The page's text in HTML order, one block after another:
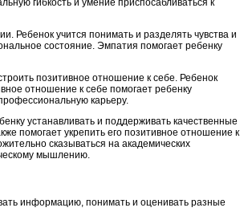
гибкость и умение приспосабливаться к
Ребенок учится понимать и разделять чувства и
состояние. Эмпатия помогает ребенку
позитивное отношение к себе. Ребенок
отношение к себе помогает ребенку
карьеру.
устанавливать и поддерживать качественные
помогает укрепить его позитивное отношение к
сказываться на академических
мышлению.
информацию, понимать и оценивать разные